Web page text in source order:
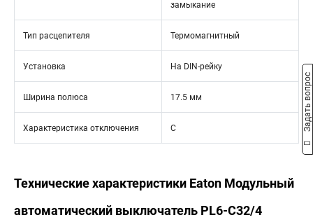
замыкание
Тип расцепителя Термомагнитный
Установка На DIN-рейку
Ширина полюса 17.5 мм
Характеристика отключения C
Технические характеристики Eaton Модульный
автоматический выключатель PL6-C32/4
Задать вопрос